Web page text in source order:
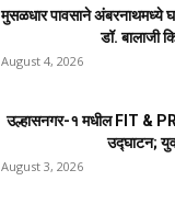
मुसळधार पावसाने अंबरनाथमध्ये
डॉ. बालाजी
August 4, 2026
उल्हासनगर-१ मधील FIT &
उद्घाटन;
August 3, 2026